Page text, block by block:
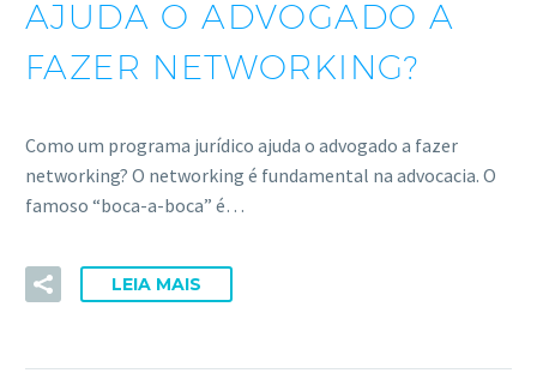
AJUDA O ADVOGADO A
FAZER NETWORKING?
Como um programa jurídico ajuda o advogado a fazer
networking? O networking é fundamental na advocacia. O
famoso “boca-a-boca” é…
LEIA MAIS